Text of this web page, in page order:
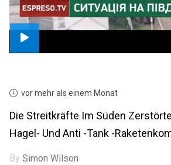
vor mehr als einem Monat
Die Streitkräfte Im Süden
Hagel- Und Anti -Tank -
BySimon Wilson